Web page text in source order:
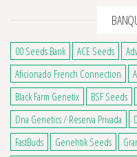
00 Seeds Bank ACE Seeds
Aficionado French Connection
Black Farm Genetix
BSF Seeds
Dna Genetics / Reserva Privada
FastBuds
Genehtik Seeds